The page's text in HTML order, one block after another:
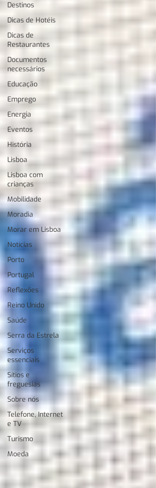
Destinos
Dicas de Hotéis
Dicas de
Restaurantes
Documentos
necessários
Educação
Emprego
Energia
Eventos
História
Lisboa
Lisboa com
crianças
Mobilidade
Moradia
Morar em Lisboa
Notícias
Porto
Portugal
Reflexões
Reino Unido
Saúde
Serra da Estrela
Serviços
essenciais
Sítios e
freguesias
Sobre nós
Telefone, Internet
e TV
Turismo
Moeda